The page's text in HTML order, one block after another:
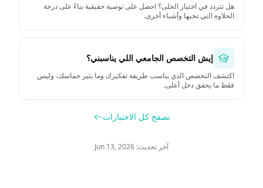
هل تتردد في اختيار الحلى؟ احصل على توصية حقيقية بناءً على درجة
الحلاوة التي تحبها وأشياء أخرى.
إيش التخصص الجامعي اللي يناسبني؟
اكتشف التخصص الذي يناسب طريقة تفكيرك وما يثير حماسك، وليس
فقط ما يحقق دخل أعلى.
تصفح كل الاختبارات
آخر تحديث: Jun 13, 2026